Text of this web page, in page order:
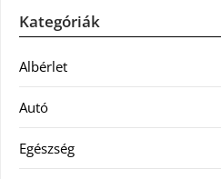
Kategóriák
Albérlet
Autó
Egészség